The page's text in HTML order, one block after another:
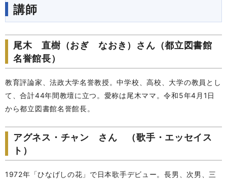
講師
尾木 直樹（おぎ なおき）さん（都立図書館
名誉館長）
教育評論家、法政大学名誉教授。中学校、高校、大学の教員とし
て、合計44年間教壇に立つ。愛称は尾木ママ。令和5年4月1日
から都立図書館名誉館長。
アグネス・チャン さん （歌手・エッセイス
ト）
1972年「ひなげしの花」で日本歌手デビュー。長男、次男、三